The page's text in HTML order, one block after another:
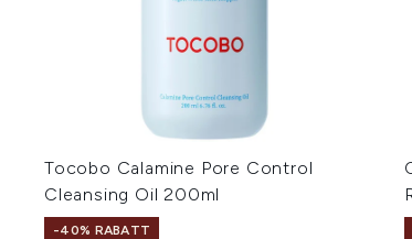
Tocobo Calamine Pore Control
Cleansing Oil 200ml
-40% RABATT